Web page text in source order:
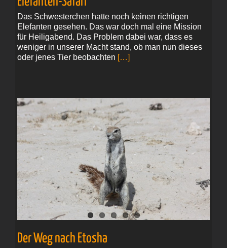
Das Schwesterchen hatte noch keinen richtigen
Elefanten gesehen. Das war doch mal eine Mission
für Heiligabend. Das Problem dabei war, dass es
weniger in unserer Macht stand, ob man nun dieses
oder jenes Tier beobachten […]
Der Weg nach Etosha